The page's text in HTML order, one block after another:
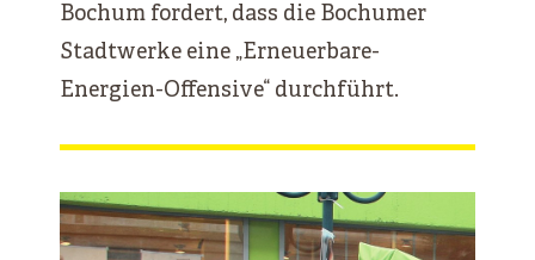
Bochum fordert, dass die Bochumer
Stadtwerke eine „Erneuerbare-
Energien-Offensive“ durchführt.